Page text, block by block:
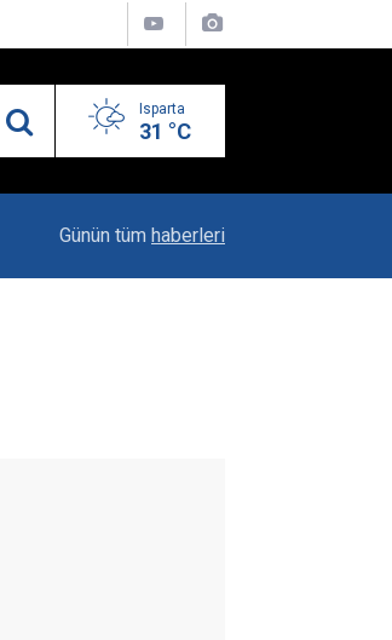
Isparta
31 °C
"Karacaören Özel Hükümleri Isparta
Günün tüm haberleri